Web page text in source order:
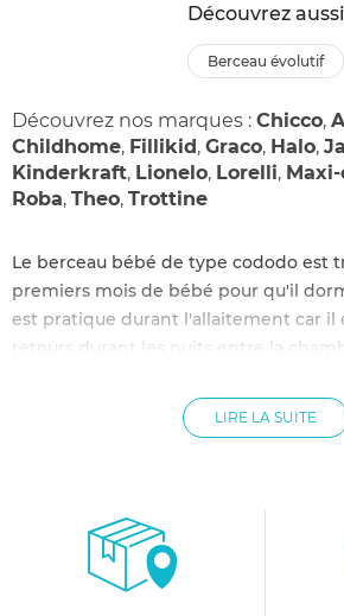
Découvrez aussi
berceau évolutif
Découvrez nos marques : Chicco,
Childhome, Fillikid, Graco, Halo,
Kinderkraft, Lionelo, Lorelli,
Roba, Theo, Trottine
Le berceau bébé de type cododo est
premiers mois de bébé pour qu'il
est pratique durant l'allaitement car il
retours durant les nuits entre la
La facilité d'utilisation du berceau
cododo sont des berceaux
cododo, un tel berceau est rattaché
permet à l'enfant de se sentir rassuré
LIRE LA SUITE